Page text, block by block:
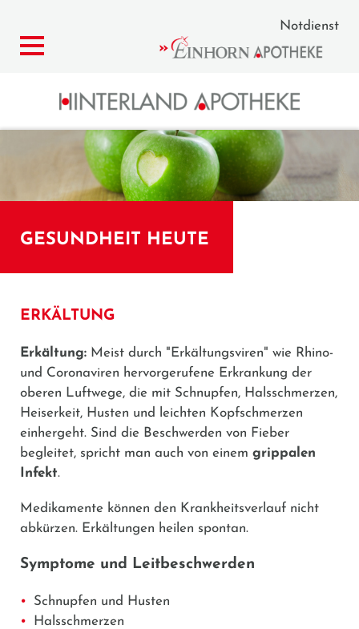
Notdienst
GESUNDHEIT HEUTE
ERKÄLTUNG
Erkältung: Meist durch "Erkältungsviren" wie Rhino-
und Coronaviren hervorgerufene Erkrankung der
oberen Luftwege, die mit Schnupfen, Halsschmerzen,
Heiserkeit, Husten und leichten Kopfschmerzen
einhergeht. Sind die Beschwerden von Fieber
begleitet, spricht man auch von einem grippalen
Infekt.
Medikamente können den Krankheitsverlauf nicht
abkürzen. Erkältungen heilen spontan.
Symptome und Leitbeschwerden
Schnupfen und Husten
Halsschmerzen